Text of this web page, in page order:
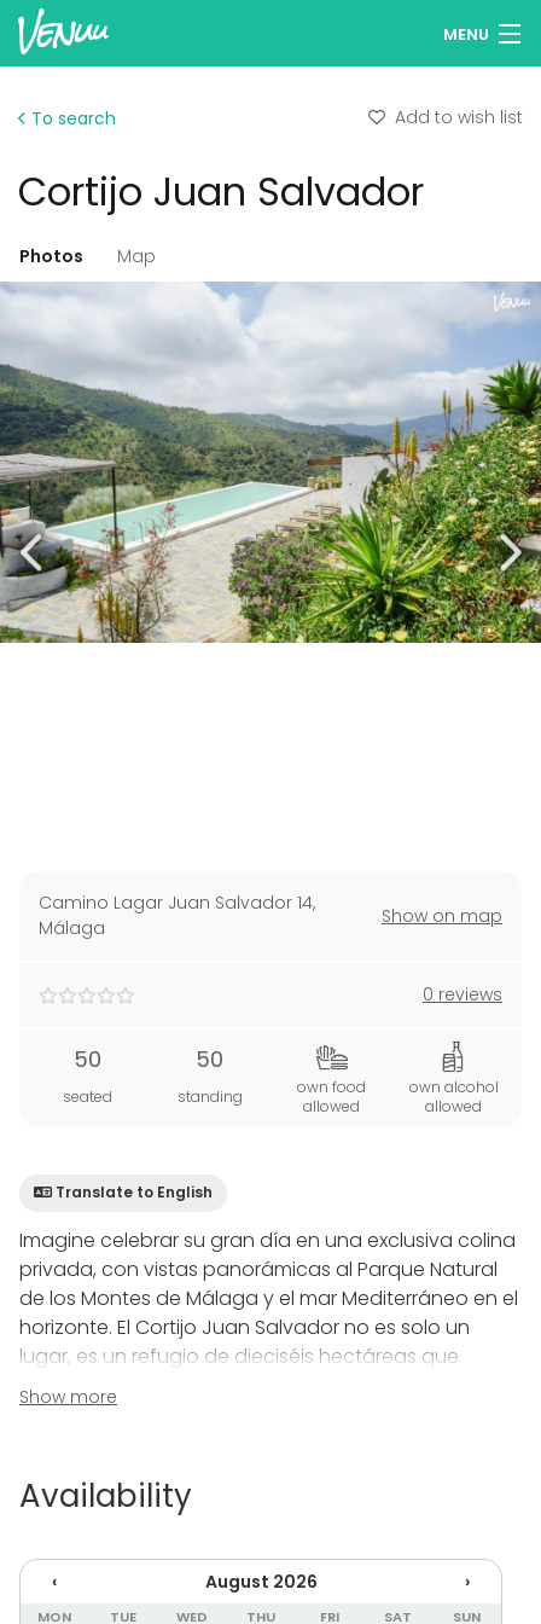
MENU
Log in
Add your venue
To search Add to wish list
Cortijo Juan Salvador
Photos Map
Camino Lagar Juan Salvador 14,
Málaga
Show on map
0 reviews
50
seated
50
standing
own food
allowed
own alcohol
allowed
Translate to English
Imagine celebrar su gran día en una exclusiva colina
privada, con vistas panorámicas al Parque Natural
de los Montes de Málaga y el mar Mediterráneo en el
horizonte. El Cortijo Juan Salvador no es solo un
lugar, es un refugio de dieciséis hectáreas que
emana la belleza, el romance y la autenticidad de
una bodega tradicional del siglo XVIII. Aquí, la
mientras disfruta de todas las comodidades
resguardado.
La finca ofrece la posibilidad de alquiler exclusivo,
Show more
Availability
‹ August 2026 ›
MON TUE WED THU FRI SAT SUN